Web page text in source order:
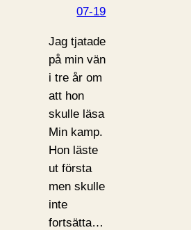
07-19
Jag tjatade
på min vän
i tre år om
att hon
skulle läsa
Min kamp.
Hon läste
ut första
men skulle
inte
fortsätta…